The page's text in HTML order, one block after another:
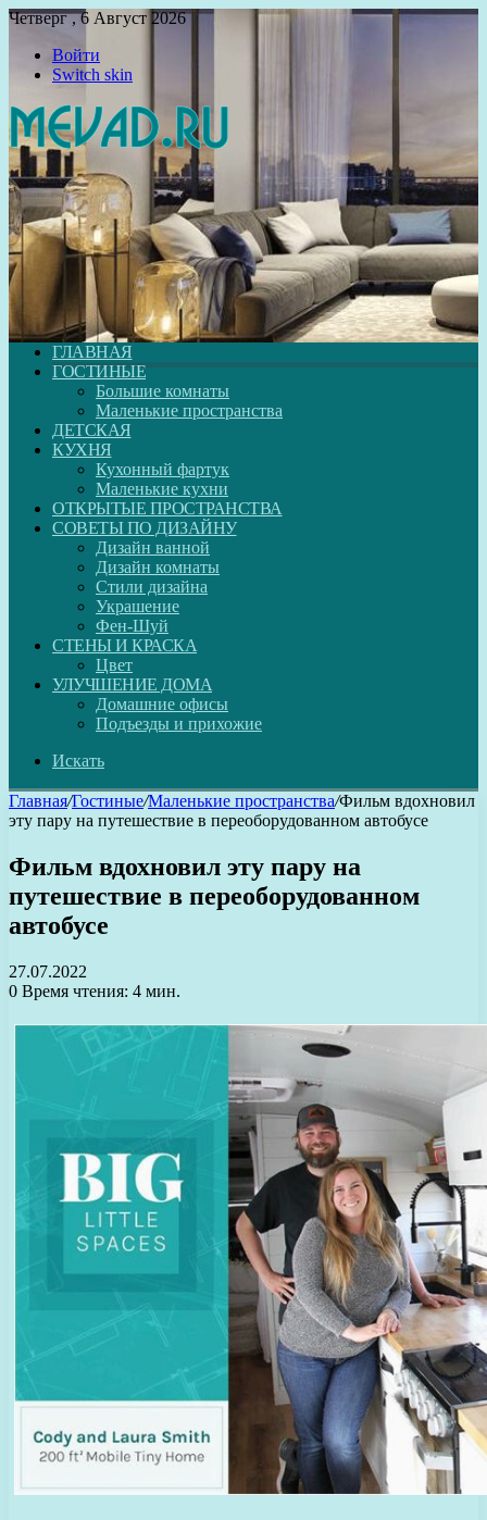
Четверг , 6 Август 2026
Войти
Switch skin
ГЛАВНАЯ
ГОСТИНЫЕ
Большие комнаты
Маленькие пространства
ДЕТСКАЯ
КУХНЯ
Кухонный фартук
Маленькие кухни
ОТКРЫТЫЕ ПРОСТРАНСТВА
СОВЕТЫ ПО ДИЗАЙНУ
Дизайн ванной
Дизайн комнаты
Стили дизайна
Украшение
Фен-Шуй
СТЕНЫ И КРАСКА
Цвет
УЛУЧШЕНИЕ ДОМА
Домашние офисы
Подъезды и прихожие
Искать
Главная/Гостиные/Маленькие пространства/Фильм вдохновил
эту пару на путешествие в переоборудованном автобусе
Фильм вдохновил эту пару на
путешествие в переоборудованном
автобусе
27.07.2022
0 Время чтения: 4 мин.